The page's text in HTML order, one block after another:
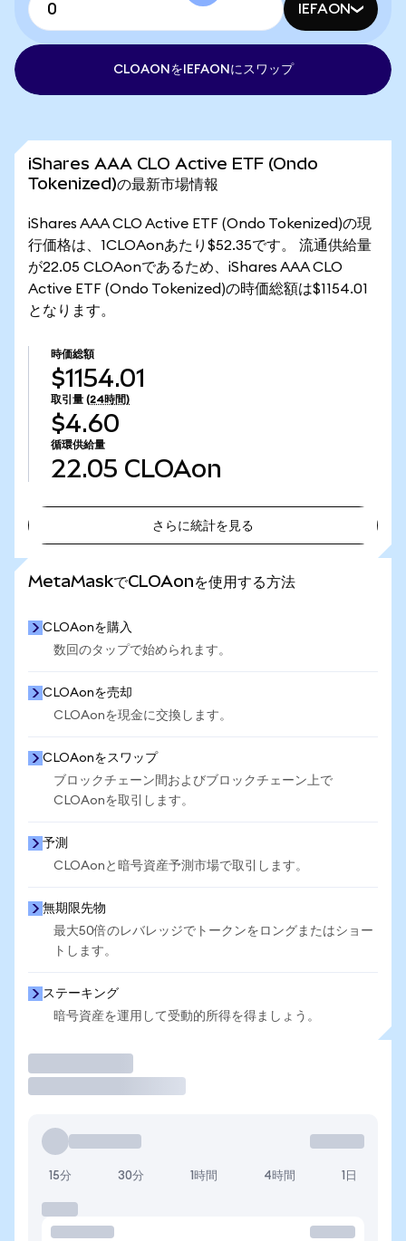
IEFAON
CLOAONをIEFAONにスワップ
iShares AAA CLO Active ETF (Ondo
Tokenized)の最新市場情報
iShares AAA CLO Active ETF (Ondo Tokenized)の現
行価格は、1CLOAonあたり$52.35です。 流通供給量
が22.05 CLOAonであるため、iShares AAA CLO
Active ETF (Ondo Tokenized)の時価総額は$1154.01
となります。
時価総額
$1154.01
取引量 (24時間)
$4.60
循環供給量
22.05 CLOAon
さらに統計を見る
MetaMaskでCLOAonを使用する方法
CLOAonを購入
数回のタップで始められます。
CLOAonを売却
CLOAonを現金に交換します。
CLOAonをスワップ
ブロックチェーン間およびブロックチェーン上で
CLOAonを取引します。
予測
CLOAonと暗号資産予測市場で取引します。
無期限先物
最大50倍のレバレッジでトークンをロングまたはショー
トします。
ステーキング
暗号資産を運用して受動的所得を得ましょう。
15分 30分 1時間 4時間 1日